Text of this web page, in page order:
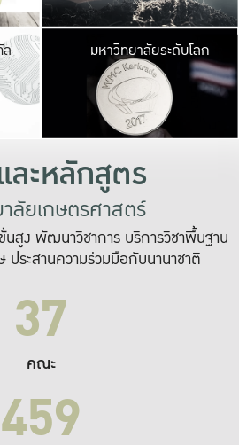
มหาวิ
เปลี่ยนแปลง แล
เพื่อทำง
ระบบสารสนเทศ
มหาวิทยาลัยระดับโลก
ะหลักสูตร
ลัยเกษตรศาสตร์
สูง พัฒนาวิชาการ บริการวิชาพื้นฐาน
ประสานความร่วมมือกับนานาชาติ
37
คณะ
459